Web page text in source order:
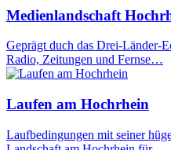
Medienlandschaft
Geprägt duch das Drei-Länder-
Radio, Zeitungen und Fernse…
Laufen am Hochrhein
Laufbedingungen mit seiner